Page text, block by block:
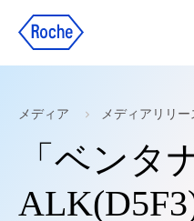
メディア メディアリリー
「ベンタ